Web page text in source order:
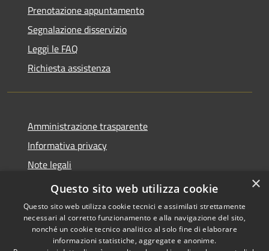
Prenotazione appuntamento
Segnalazione disservizio
Leggi le FAQ
Richiesta assistenza
Amministrazione trasparente
Informativa privacy
Note legali
Dichiarazione di accessibilità
Copyright © 2026 • Comune di
×
Questo sito web utilizza cookie
Questo sito web utilizza cookie tecnici e assimilati strettamente
necessari al corretto funzionamento e alla navigazione del sito,
nonché un cookie tecnico analitico al solo fine di elaborare
informazioni statistiche, aggregate e anonime.